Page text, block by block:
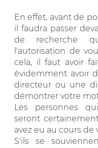
En effet, avant de
il faudra passer
de recherche
l'autorisation de
cela, il faut avoir
évidemment avoir
directeur ou une
démontrer votre
Les personnes
seront
avez eu au cours de
S'ils se